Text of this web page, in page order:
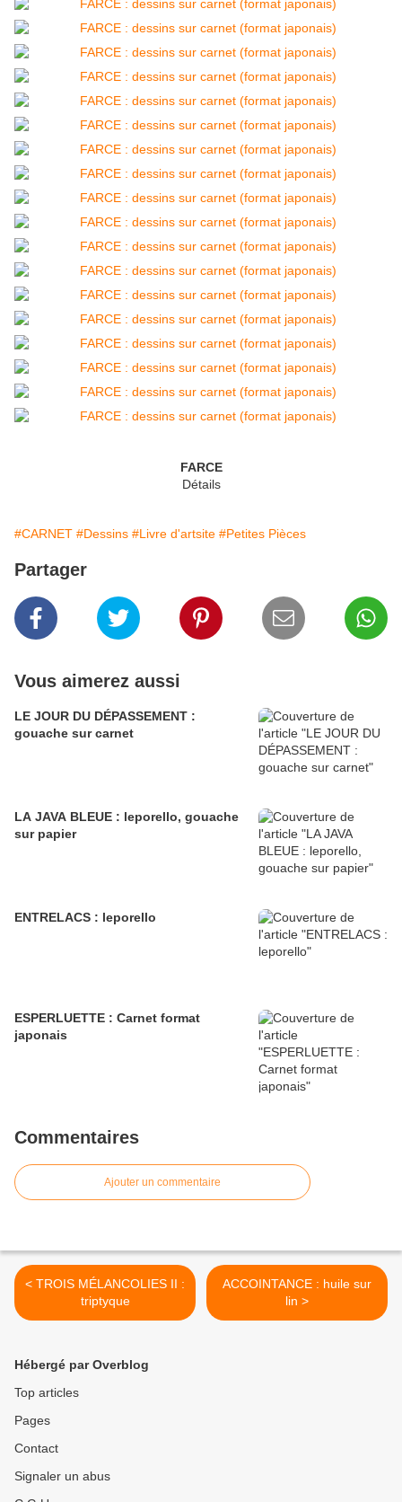
FARCE
Détails
#CARNET #Dessins #Livre d'artsite #Petites Pièces
Partager
Vous aimerez aussi
LE JOUR DU DÉPASSEMENT :
gouache sur carnet
LA JAVA BLEUE : leporello, gouache
sur papier
ENTRELACS : leporello
ESPERLUETTE : Carnet format
japonais
Commentaires
Ajouter un commentaire
< TROIS MÉLANCOLIES II :
triptyque
ACCOINTANCE : huile sur
lin >
Hébergé par Overblog
Top articles
Pages
Contact
Signaler un abus